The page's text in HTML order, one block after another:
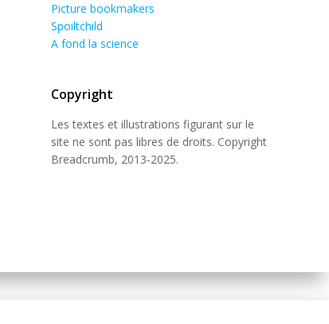
Picture bookmakers
Spoiltchild
A fond la science
Copyright
Les textes et illustrations figurant sur le
site ne sont pas libres de droits. Copyright
Breadcrumb, 2013-2025.